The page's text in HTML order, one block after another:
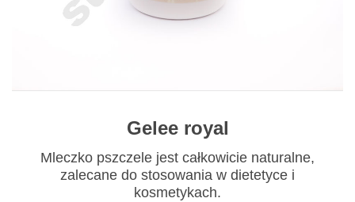
Gelee royal
Mleczko pszczele jest całkowicie naturalne,
zalecane do stosowania w dietetyce i
kosmetykach.